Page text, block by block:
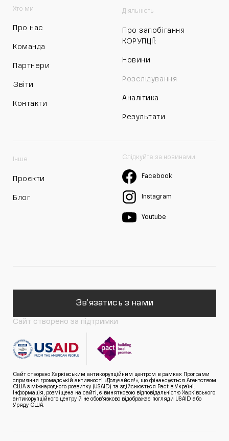
Хто ми
Про нас
Команда
Партнери
Звіти
Контакти
Діяльність
Про запобігання
КОРУПЦІЇ:
Новини
Розслідування
Аналітика
Результати
Інше
Проєкти
Блог
Слідкуйте за новинами
Facebook
Instagram
Youtube
Зв'язатись з нами
Сайт створено за підтримки
Сайт створено Харківським антикорупційним центром в рамках Програми
сприяння громадській активності «Долучайся!», що фінансується Агентством
США з міжнародного розвитку (USAID) та здійснюється Pact в Україні.
Інформація, розміщена на сайті, є винятковою відповідальністю Харківського
антикорупційного центру й не обов’язково відображає погляди USAID або
Уряду США.